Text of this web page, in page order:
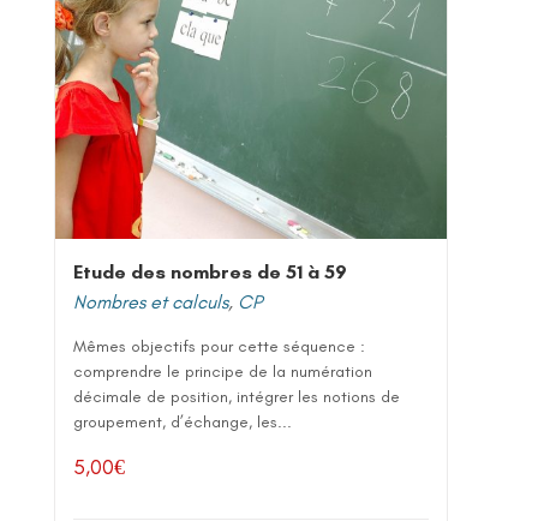
Etude des nombres de 51 à 59
Nombres et calculs, CP
Mêmes objectifs pour cette séquence :
comprendre le principe de la numération
décimale de position, intégrer les notions de
groupement, d’échange, les...
5,00€